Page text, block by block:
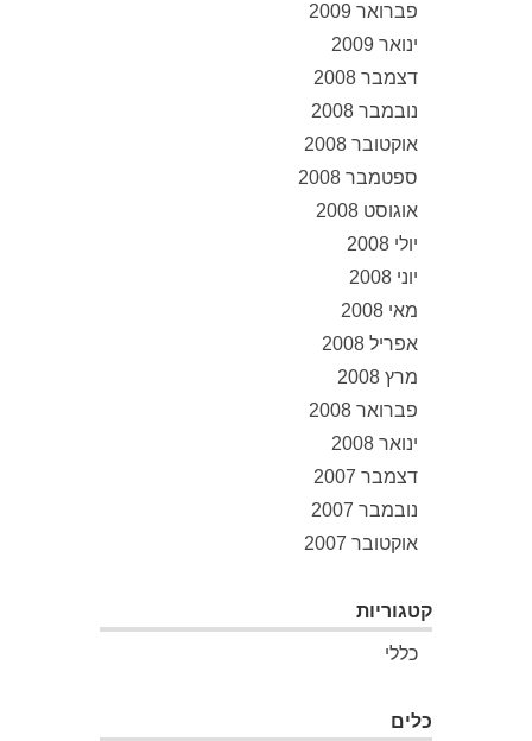
פברואר 2009
ינואר 2009
דצמבר 2008
נובמבר 2008
אוקטובר 2008
ספטמבר 2008
אוגוסט 2008
יולי 2008
יוני 2008
מאי 2008
אפריל 2008
מרץ 2008
פברואר 2008
ינואר 2008
דצמבר 2007
נובמבר 2007
אוקטובר 2007
קטגוריות
כללי
כלים